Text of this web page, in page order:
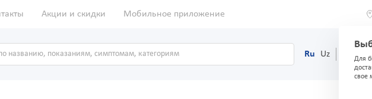
Акции и скидки Мобильное приложение
Для
свое
Ru Uz (71)